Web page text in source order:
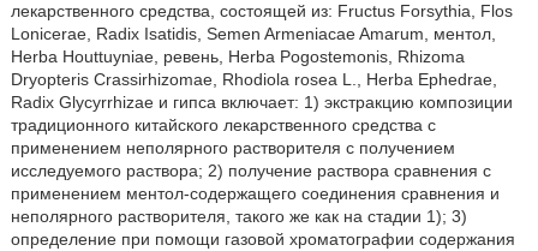
лекарственного средства, состоящей из: Fructus Forsythia, Flos
Lonicerae, Radix Isatidis, Semen Armeniacae Amarum, ментол,
Herba Houttuyniae, ревень, Herba Pogostemonis, Rhizoma
Dryopteris Crassirhizomae, Rhodiola rosea L., Herba Ephedrae,
Radix Glycyrrhizae и гипса включает: 1) экстракцию композиции
традиционного китайского лекарственного средства с
применением неполярного растворителя с получением
исследуемого раствора; 2) получение раствора сравнения с
применением ментол-содержащего соединения сравнения и
неполярного растворителя, такого же как на стадии 1); 3)
определение при помощи газовой хроматографии содержания